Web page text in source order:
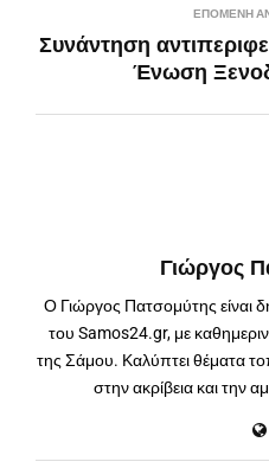
ΕΠΌΜΕΝΗ
Συνάντηση
Ένωση
Γιώργος
Ο Γιώργος Πατσομύτης είναι
του Samos24.gr, με
της Σάμου. Καλύπτει θέματα
στην ακρίβεια και την